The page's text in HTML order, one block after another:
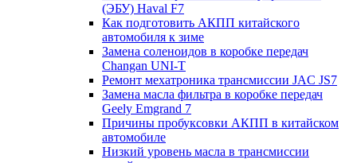
(ЭБУ) Haval F7
Как подготовить АКПП китайского
автомобиля к зиме
Замена соленоидов в коробке передач
Changan UNI-T
Ремонт мехатроника трансмиссии JAC JS7
Замена масла фильтра в коробке передач
Geely Emgrand 7
Причины пробуксовки АКПП в китайском
автомобиле
Низкий уровень масла в трансмиссии